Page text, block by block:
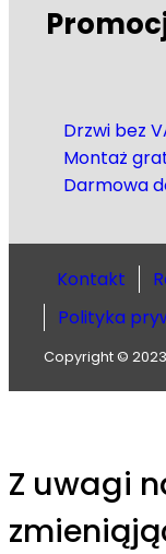
Drzwi bez
Montaż
Darmowa
Kontakt
Polityka
Copyright ©
Z uwagi